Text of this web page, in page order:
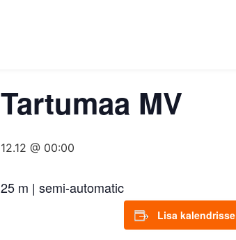
Tartumaa MV
12.12 @ 00:00
25 m | semi-automatic
Lisa kalendrisse